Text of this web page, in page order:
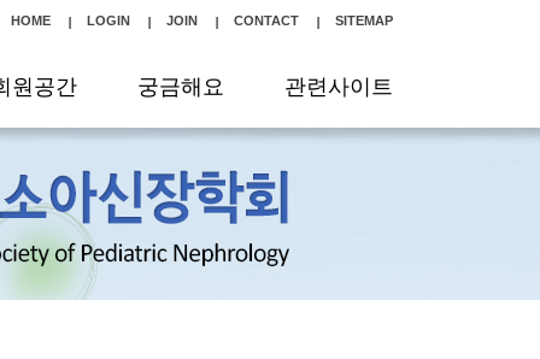
HOME LOGIN JOIN CONTACT SITEMAP
원공간 궁금해요 관련사이트